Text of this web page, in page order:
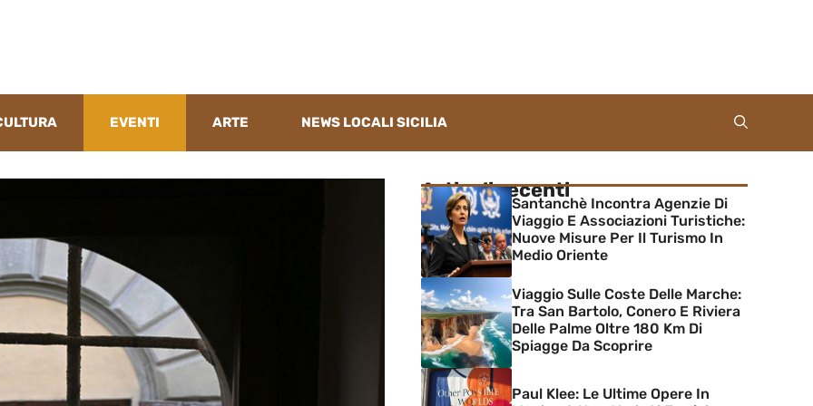
EVENTI ARTE NEWS LOCALI SICILIA
Articoli recenti
Santanchè Incontra Agenzie Di
Viaggio E Associazioni Turistiche:
Nuove Misure Per Il Turismo In
Medio Oriente
Viaggio Sulle Coste Delle Marche:
Tra San Bartolo, Conero E Riviera
Delle Palme Oltre 180 Km Di
Spiagge Da Scoprire
Paul Klee: Le Ultime Opere In